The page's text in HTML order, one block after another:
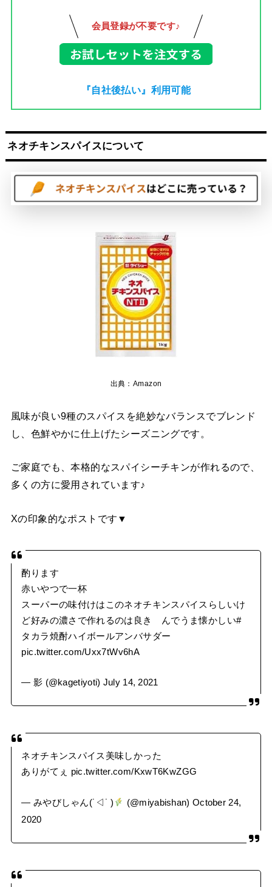
会員登録が不要です♪
『自社後払い』利用可能
ネオチキンスパイスについて
出典：Amazon
風味が良い9種のスパイスを絶妙なバランスでブレンド
し、色鮮やかに仕上げたシーズニングです。
ご家庭でも、本格的なスパイシーチキンが作れるので、
多くの方に愛用されています♪
Xの印象的なポストです▼
酌ります
赤いやつで一杯
スーパーの味付けはこのネオチキンスパイスらしいけ
ど好みの濃さで作れるのは良き んでうま懐かしい#
タカラ焼酎ハイボールアンバサダー
pic.twitter.com/Uxx7tWv6hA
— 影 (@kagetiyoti) July 14, 2021
ネオチキンスパイス美味しかった
ありがてぇ pic.twitter.com/KxwT6KwZGG
— みやびしゃん(˙◁˙ ) (@miyabishan) October 24,
2020